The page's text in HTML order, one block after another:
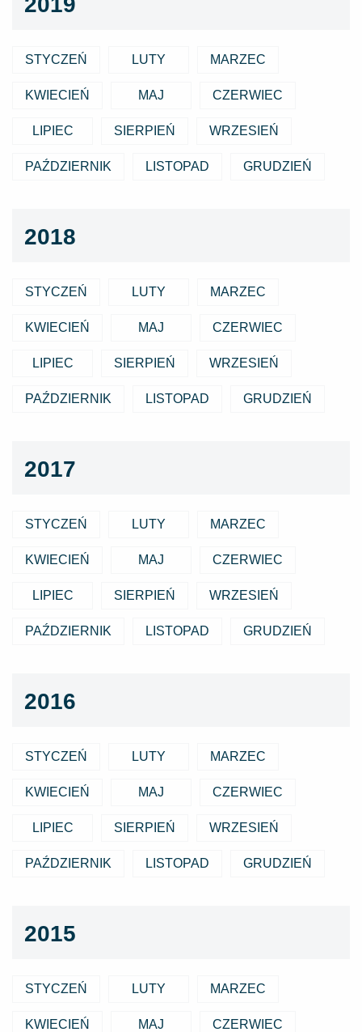
STYCZEŃ LUTY MARZEC
KWIECIEŃ MAJ CZERWIEC
LIPIEC SIERPIEŃ WRZESIEŃ
PAŹDZIERNIK LISTOPAD GRUDZIEŃ
2018
STYCZEŃ LUTY MARZEC
KWIECIEŃ MAJ CZERWIEC
LIPIEC SIERPIEŃ WRZESIEŃ
PAŹDZIERNIK LISTOPAD GRUDZIEŃ
2017
STYCZEŃ LUTY MARZEC
KWIECIEŃ MAJ CZERWIEC
LIPIEC SIERPIEŃ WRZESIEŃ
PAŹDZIERNIK LISTOPAD GRUDZIEŃ
2016
STYCZEŃ LUTY MARZEC
KWIECIEŃ MAJ CZERWIEC
LIPIEC SIERPIEŃ WRZESIEŃ
PAŹDZIERNIK LISTOPAD GRUDZIEŃ
2015
STYCZEŃ LUTY MARZEC
KWIECIEŃ MAJ CZERWIEC